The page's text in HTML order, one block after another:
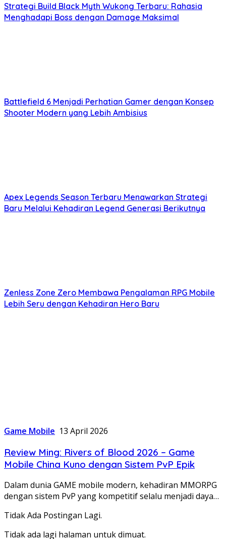
Strategi Build Black Myth Wukong Terbaru: Rahasia
Menghadapi Boss dengan Damage Maksimal
Battlefield 6 Menjadi Perhatian Gamer dengan Konsep
Shooter Modern yang Lebih Ambisius
Apex Legends Season Terbaru Menawarkan Strategi
Baru Melalui Kehadiran Legend Generasi Berikutnya
Zenless Zone Zero Membawa Pengalaman RPG Mobile
Lebih Seru dengan Kehadiran Hero Baru
Game Mobile 13 April 2026
Review Ming: Rivers of Blood 2026 – Game
Mobile China Kuno dengan Sistem PvP Epik
Dalam dunia GAME mobile modern, kehadiran MMORPG
dengan sistem PvP yang kompetitif selalu menjadi daya…
Tidak Ada Postingan Lagi.
Tidak ada lagi halaman untuk dimuat.